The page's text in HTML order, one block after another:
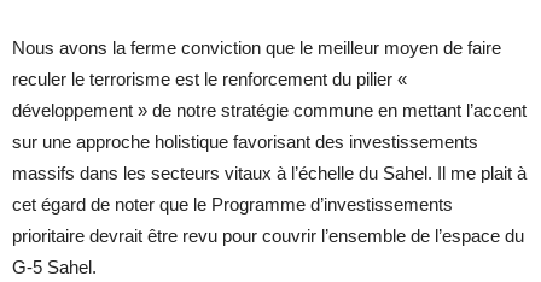
Nous avons la ferme conviction que le meilleur moyen de faire
reculer le terrorisme est le renforcement du pilier «
développement » de notre stratégie commune en mettant l’accent
sur une approche holistique favorisant des investissements
massifs dans les secteurs vitaux à l’échelle du Sahel. Il me plait à
cet égard de noter que le Programme d’investissements
prioritaire devrait être revu pour couvrir l’ensemble de l’espace du
G-5 Sahel.